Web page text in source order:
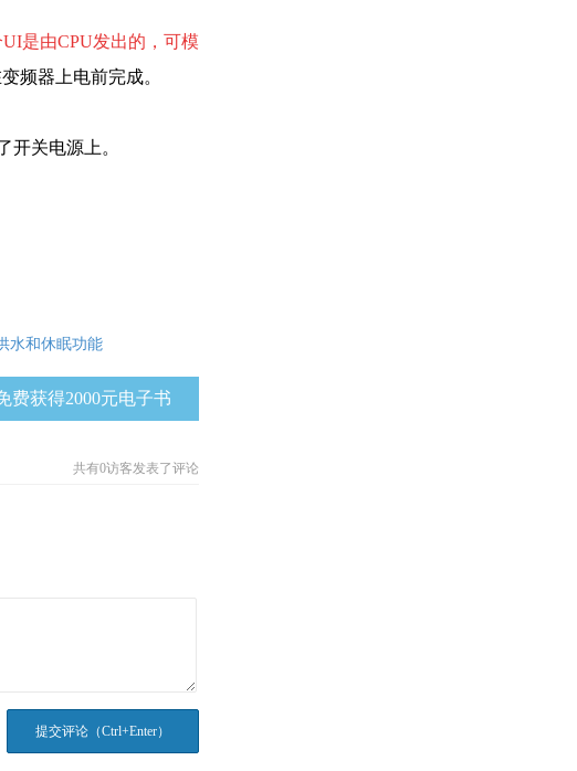
是由CPU发出的，可模
频器上电前完成。
关电源上。
水和休眠功能
费获得2000元电子书
共有0访客发表了评论